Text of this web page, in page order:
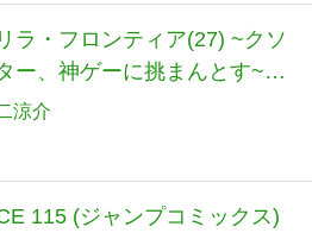
ラ・フロンティア(27) ~クソ
ー、神ゲーに挑まんとす~
ス)
涼介
115 (ジャンプコミックス)